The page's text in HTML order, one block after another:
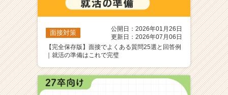
面接対策
公開日：2026年01月26日
更新日：2026年07月06日
【完全保存版】面接でよくある質問25選と回答例
｜就活の準備はこれで完璧